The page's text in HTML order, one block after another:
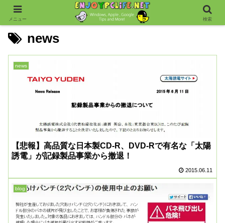
news
news
【悲報】高品質な日本製CD-R、DVD-Rで有名な「太陽
誘電」が記録製品事業から撤退！
2015.06.11
blog
メニュー 検索